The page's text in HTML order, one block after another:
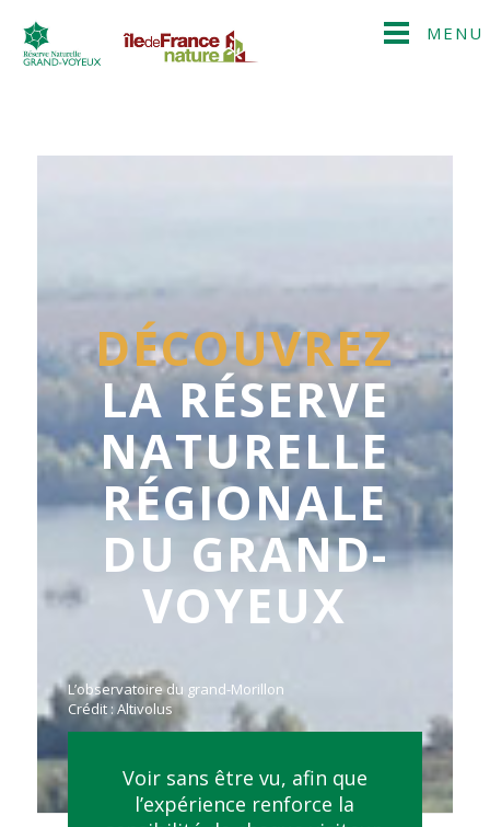
MENU
DÉCOUVREZ
LA RÉSERVE
NATURELLE
RÉGIONALE
DU GRAND-
VOYEUX
L’observatoire du grand-Morillon
Crédit : Altivolus
Voir sans être vu, afin que
l’expérience renforce la